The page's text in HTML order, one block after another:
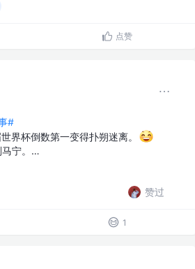
点赞
#
界杯倒数第一变得扑朔迷离。
马宁。…
赞过
1